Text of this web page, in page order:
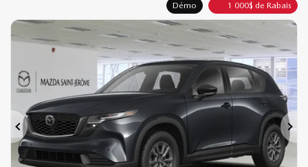
Démo 1 000$ de Rabais
Précédent